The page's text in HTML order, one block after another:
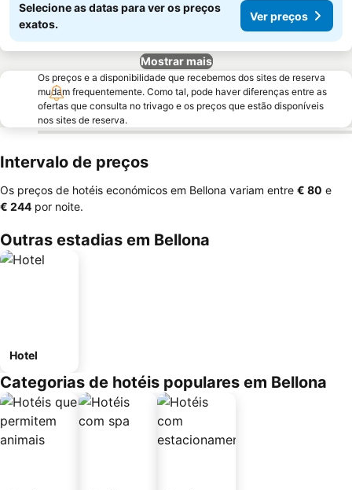
Selecione as datas para ver os preços
exatos.
Ver preços
Mostrar mais
Os preços e a disponibilidade que recebemos dos sites de reserva
mudam frequentemente. Como tal, pode haver diferenças entre as
ofertas que consulta no trivago e os preços que estão disponíveis
nos sites de reserva.
Intervalo de preços
Os preços de hotéis económicos em Bellona variam entre ‎€ 80 e
‎€ 244 por noite.
Outras estadias em Bellona
Hotel
Categorias de hotéis populares em Bellona